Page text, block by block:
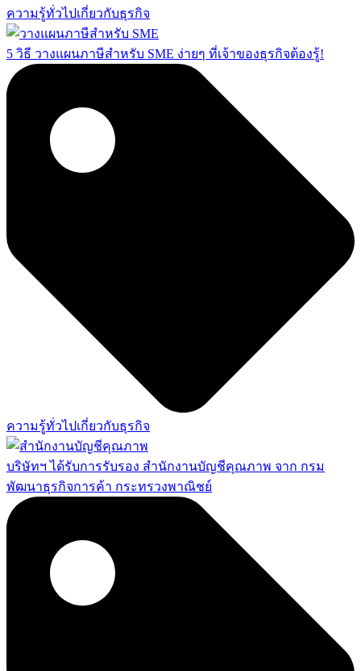
ความรู้ทั่วไปเกี่ยวกับธุรกิจ
5 วิธี วางแผนภาษีสำหรับ SME ง่ายๆ ที่เจ้าของธุรกิจต้องรู้!
ความรู้ทั่วไปเกี่ยวกับธุรกิจ
บริษัทฯ ได้รับการรับรอง สำนักงานบัญชีคุณภาพ จาก กรม
พัฒนาธุรกิจการค้า กระทรวงพาณิชย์